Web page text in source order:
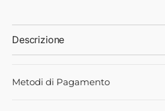
Descrizione
Metodi di Pagamento